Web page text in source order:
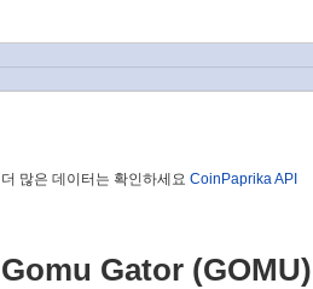
더 많은 데이터는 확인하세요 CoinPaprika API
Gomu Gator (GOMU)